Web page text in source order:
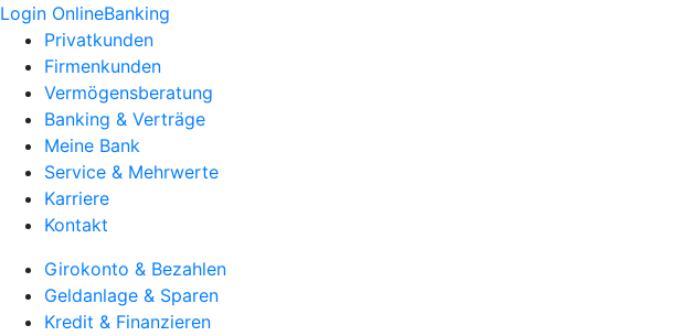
Login OnlineBanking
Privatkunden
Firmenkunden
Vermögensberatung
Banking & Verträge
Meine Bank
Service & Mehrwerte
Karriere
Kontakt
Girokonto & Bezahlen
Geldanlage & Sparen
Kredit & Finanzieren